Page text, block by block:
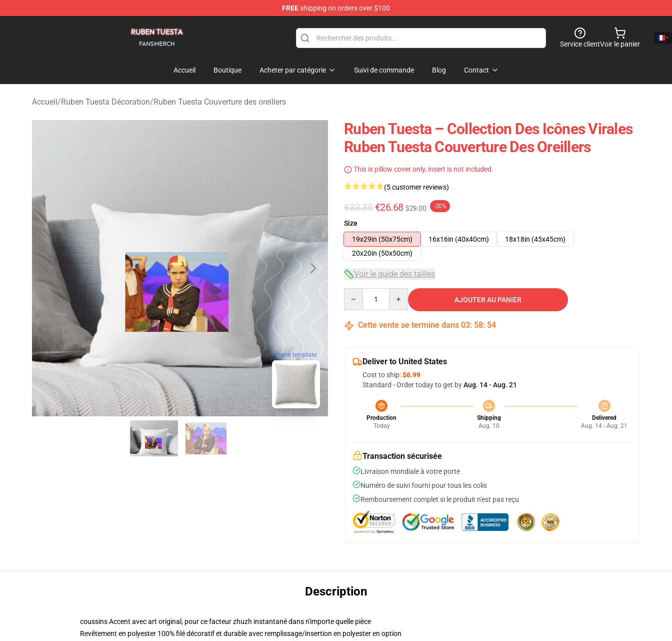
FREEshipping on orders over $100
Service clientVoir le panier
Accueil Boutique Acheter par catégorie Suivi de commande Blog Contact
Accueil/Ruben Tuesta Décoration/Ruben Tuesta Couverture des oreillers
blank template
Ruben Tuesta – Collection Des Icônes Virales
Ruben Tuesta Couverture Des Oreillers
This is pillow cover only, insert is not included.
(5 customer reviews)
€33.35 €26.68 $29.00 -20%
Size
19x29in (50x75cm)
16x16in (40x40cm)
18x18in (45x45cm)
20x20in (50x50cm)
Voir le guide des tailles
AJOUTER AU PANIER
Cette vente se termine dans 03: 58: 53
Deliver to United States
Cost to ship:$6.99
Standard - Order today to get byAug. 14 - Aug. 21
Production
Today
Shipping
Aug. 10
Delivered
Aug. 14 - Aug. 21
Transaction sécurisée
Livraison mondiale à votre porte
Numéro de suivi fourni pour tous les colis
Remboursement complet si le produit n'est pas reçu
Description
coussins Accent avec art original, pour ce facteur zhuzh instantané dans n'importe quelle pièce
Revêtement en polyester 100% filé décoratif et durable avec remplissage/insertion en polyester en option